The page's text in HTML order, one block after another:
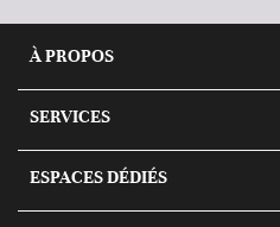
À PROPOS
SERVICES
ESPACES DÉDIÉS